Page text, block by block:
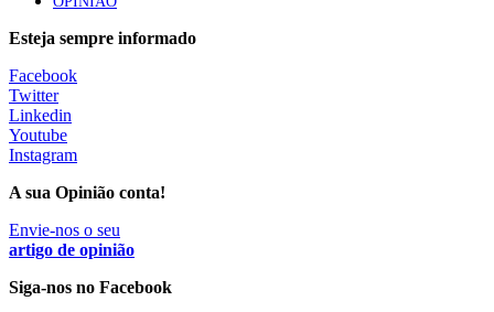
Esteja sempre informado
Facebook
Twitter
Linkedin
Youtube
Instagram
A sua Opinião conta!
Envie-nos o seu
artigo de opinião
Siga-nos no Facebook